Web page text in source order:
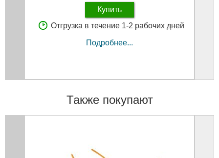
Купить
Отгрузка в течение 1-2 рабочих дней
Подробнее...
Также покупают